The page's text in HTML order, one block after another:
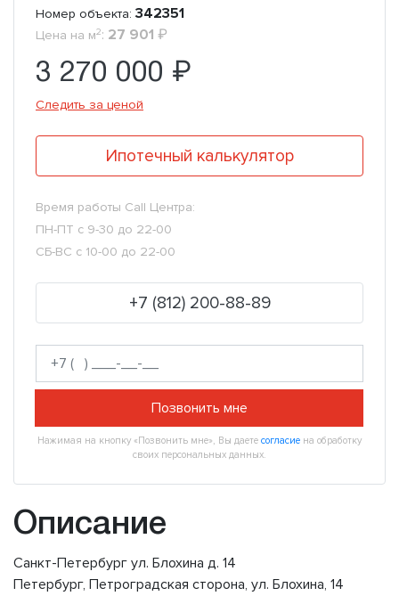
Номер объекта: 342351
Цена на м2: 27 901 ₽
3 270 000 ₽
Следить за ценой
Ипотечный калькулятор
Время работы Call Центра:
ПН-ПТ с 9-30 до 22-00
СБ-ВС с 10-00 до 22-00
+7 (812) 200-88-89
Позвонить мне
Нажимая на кнопку «Позвонить мне», Вы даете согласие на обработку
своих персональных данных.
Описание
Санкт-Петербург ул. Блохина д. 14
Петербург, Петроградская сторона, ул. Блохина, 14